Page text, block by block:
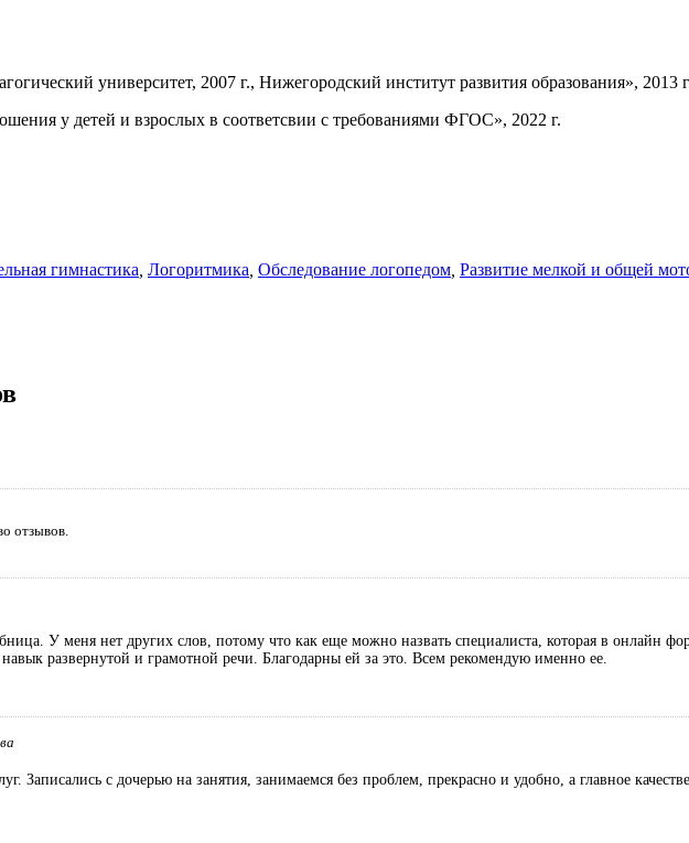
университет, 2007 г., Нижегородский институт развития образования», 2013
у детей и взрослых в соответсвии с требованиями ФГОС», 2022 г.
гимнастика, Логоритмика, Обследование логопедом, Развитие мелкой и общей
отзывов.
У меня нет других слов, потому что как еще можно назвать специалиста, которая в онлайн
развернутой и грамотной речи. Благодарны ей за это. Всем рекомендую именно ее.
Записались с дочерью на занятия, занимаемся без проблем, прекрасно и удобно, а главное